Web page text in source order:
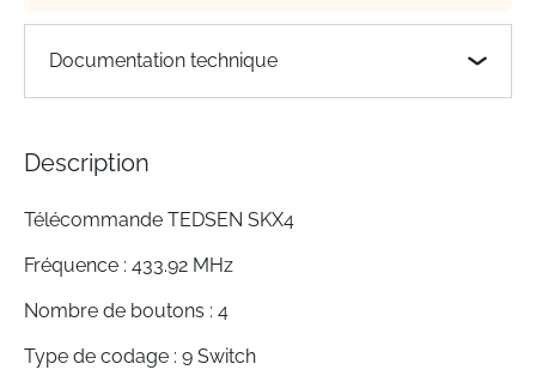
Documentation technique
Description
Télécommande TEDSEN SKX4
Fréquence : 433.92 MHz
Nombre de boutons : 4
Type de codage : 9 Switch